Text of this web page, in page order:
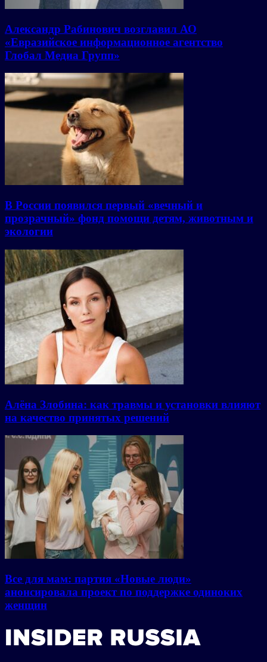
Александр Рабинович возглавил АО
«Евразийское информационное агентство
Глобал Медиа Групп»
В России появился первый «вечный и
прозрачный» фонд помощи детям, животным и
экологии
Алёна Злобина: как травмы и установки влияют
на качество принятых решений
Все для мам: партия «Новые люди»
анонсировала проект по поддержке одиноких
женщин